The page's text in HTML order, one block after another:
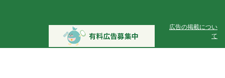
広告の掲載につい
て